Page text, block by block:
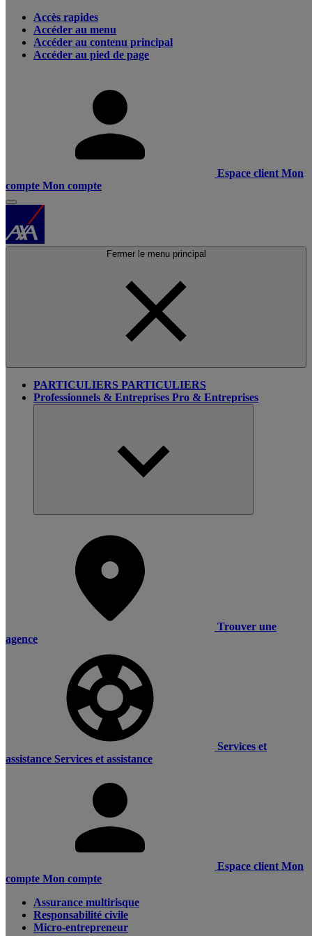
Accès rapides
Accéder au menu
Accéder au contenu principal
Accéder au pied de page
Espace client Mon
compte Mon compte
Fermer le menu principal
PARTICULIERS PARTICULIERS
Professionnels & Entreprises Pro & Entreprises
Trouver une
agence
Services et
assistance Services et assistance
Espace client Mon
compte Mon compte
Assurance multirisque
Responsabilité civile
Micro-entrepreneur